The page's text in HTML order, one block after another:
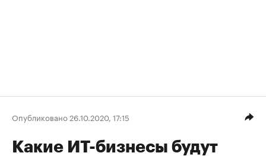
Опубликовано 26.10.2020, 17:15
Какие ИТ-бизнесы будут